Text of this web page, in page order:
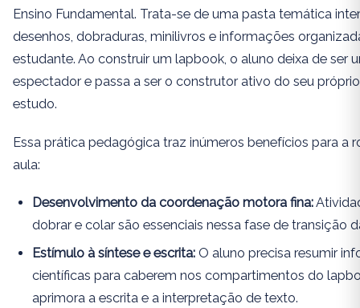
Ensino Fundamental. Trata-se de uma pasta temática
desenhos, dobraduras, minilivros e informações
estudante. Ao construir um lapbook, o aluno deixa de ser
espectador e passa a ser o construtor ativo do seu
estudo.
Essa prática pedagógica traz inúmeros benefícios para a
aula:
Desenvolvimento da coordenação motora fina:
dobrar e colar são essenciais nessa fase de transição
Estímulo à síntese e escrita: O aluno precisa resumir
científicas para caberem nos compartimentos do
aprimora a escrita e a interpretação de texto.